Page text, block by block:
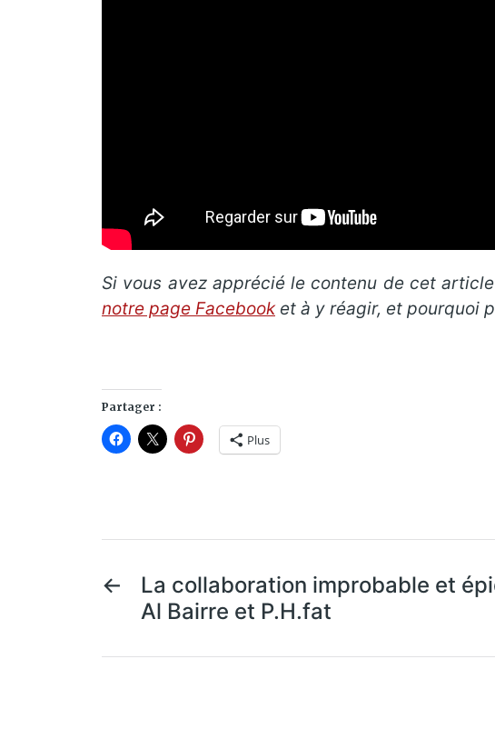
Si vous avez apprécié le contenu de cet
notre page Facebooket à y réagir, et pourquoi
Partager :
Plus
←
La collaboration improbable et
Al Bairre et P.H.fat